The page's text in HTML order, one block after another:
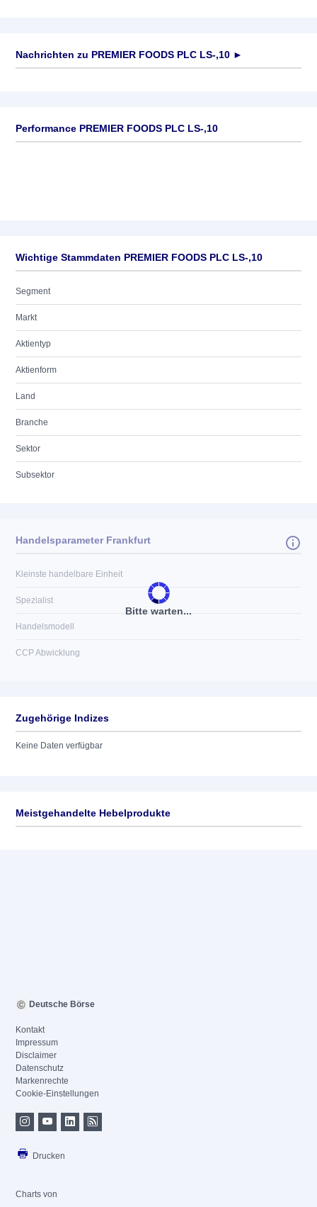
Nachrichten zu PREMIER FOODS PLC LS-,10 ►
Performance PREMIER FOODS PLC LS-,10
Wichtige Stammdaten PREMIER FOODS PLC LS-,10
Segment
Markt
Aktientyp
Aktienform
Land
Branche
Sektor
Subsektor
Bitte warten...
Handelsparameter Frankfurt
Kleinste handelbare Einheit
Spezialist
Handelsmodell
CCP Abwicklung
Zugehörige Indizes
Keine Daten verfügbar
Meistgehandelte Hebelprodukte
Deutsche Börse
Kontakt
Impressum
Disclaimer
Datenschutz
Markenrechte
Cookie-Einstellungen
Drucken
Charts von